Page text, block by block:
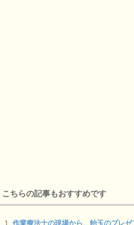
こちらの記事もおすすめです
作業療法士の現場から、飴玉のプレゼ